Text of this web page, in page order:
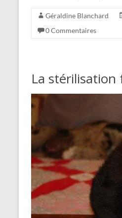
Géraldine Blanchard
0 Commentaires
La stérilisation